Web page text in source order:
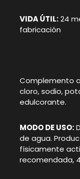
VIDA ÚTIL:24
fabricación
Complemento
cloro, sodio,
edulcorante.
MODO DE USO:
de agua.
físicamente
recomendada,